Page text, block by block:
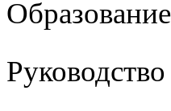
Образование
Руководство